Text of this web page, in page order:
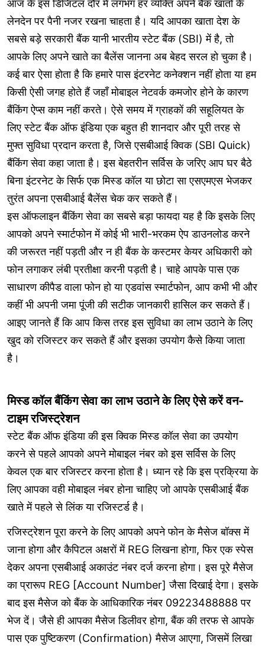
आज के इस डिजिटल दौर में लगभग हर व्यक्ति अपने बैंक खातों के
लेनदेन पर पैनी नजर रखना चाहता है। यदि आपका खाता देश के
सबसे बड़े सरकारी बैंक यानी भारतीय स्टेट बैंक (SBI) में है, तो
आपके लिए अपने खाते का बैलेंस जानना अब बेहद सरल हो चुका है।
कई बार ऐसा होता है कि हमारे पास इंटरनेट कनेक्शन नहीं होता या हम
किसी ऐसी जगह होते हैं जहाँ मोबाइल नेटवर्क कमजोर होने के कारण
बैंकिंग ऐप्स काम नहीं करते। ऐसे समय में ग्राहकों की सहूलियत के
लिए स्टेट बैंक ऑफ इंडिया एक बहुत ही शानदार और पूरी तरह से
मुफ्त सुविधा प्रदान करता है, जिसे एसबीआई क्विक (SBI Quick)
बैंकिंग सेवा कहा जाता है। इस बेहतरीन सर्विस के जरिए आप घर बैठे
बिना इंटरनेट के सिर्फ एक मिस्ड कॉल या छोटा सा एसएमएस भेजकर
तुरंत अपना एसबीआई बैलेंस चेक कर सकते हैं।
इस ऑफलाइन बैंकिंग सेवा का सबसे बड़ा फायदा यह है कि इसके लिए
आपको अपने स्मार्टफोन में कोई भी भारी-भरकम ऐप डाउनलोड करने
की जरूरत नहीं पड़ती और न ही बैंक के कस्टमर केयर अधिकारी को
फोन लगाकर लंबी प्रतीक्षा करनी पड़ती है। चाहे आपके पास एक
साधारण कीपैड वाला फोन हो या एडवांस स्मार्टफोन, आप कभी भी और
कहीं भी अपनी जमा पूंजी की सटीक जानकारी हासिल कर सकते हैं।
आइए जानते हैं कि आप किस तरह इस सुविधा का लाभ उठाने के लिए
खुद को रजिस्टर कर सकते हैं और इसका उपयोग कैसे किया जाता
है।
मिस्ड कॉल बैंकिंग सेवा का लाभ उठाने के लिए ऐसे करें वन-
टाइम रजिस्ट्रेशन
स्टेट बैंक ऑफ इंडिया की इस क्विक मिस्ड कॉल सेवा का उपयोग
करने से पहले आपको अपने मोबाइल नंबर को इस सर्विस के लिए
केवल एक बार रजिस्टर करना होता है। ध्यान रहे कि इस प्रक्रिया के
लिए आपका वही मोबाइल नंबर होना चाहिए जो आपके एसबीआई बैंक
खाते में पहले से लिंक या रजिस्टर्ड है।
रजिस्ट्रेशन पूरा करने के लिए आपको अपने फोन के मैसेज बॉक्स में
जाना होगा और कैपिटल अक्षरों में REG लिखना होगा, फिर एक स्पेस
देकर अपना एसबीआई अकाउंट नंबर दर्ज करना होगा। इस पूरे मैसेज
का प्रारूप REG [Account Number] जैसा दिखाई देगा। इसके
बाद इस मैसेज को बैंक के आधिकारिक नंबर 09223488888 पर
भेज दें। जैसे ही आपका मैसेज डिलीवर होगा, बैंक की तरफ से आपके
पास एक पुष्टिकरण (Confirmation) मैसेज आएगा, जिसमें लिखा